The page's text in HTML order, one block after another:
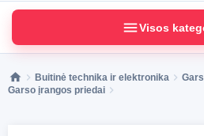
menuVisos
Buitinė technika ir elektronika
Garso įrangos priedai